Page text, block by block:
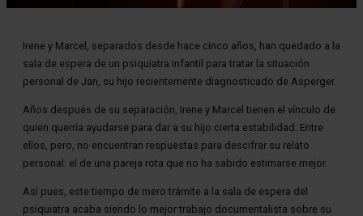
Irene y Marcel, separados desde hace cinco años, han quedado a la
sala de espera de un psiquiatra infantil para tratar la situación
personal de Jan, su hijo recientemente diagnosticado de Asperger.
Años después de su separación, Irene y Marcel tienen el vínculo de
quien querría ayudarse para dar a su hijo cierta estabilidad. Entre
ellos, pero, no encuentran respuestas para descifrar su relato
personal: el de una pareja rota que no ha sabido estimarse mejor.
Así pues, este tiempo de mero trámite a la sala de espera del
psiquiatra acaba siendo lo mejor trabajo documentalista sobre su